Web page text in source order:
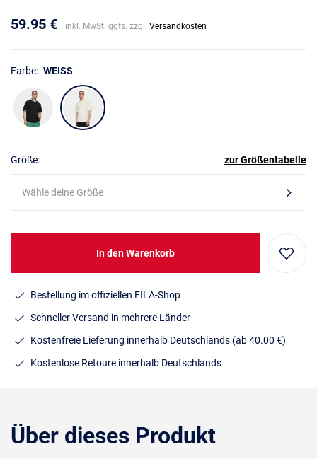
59.95 € inkl. MwSt. ggfs. zzgl. Versandkosten
Farbe: WEISS
Größe: zur Größentabelle
Wähle deine Größe
In den Warenkorb
Bestellung im offiziellen FILA-Shop
Schneller Versand in mehrere Länder
Kostenfreie Lieferung innerhalb Deutschlands (ab 40.00 €)
Kostenlose Retoure innerhalb Deutschlands
Über dieses Produkt